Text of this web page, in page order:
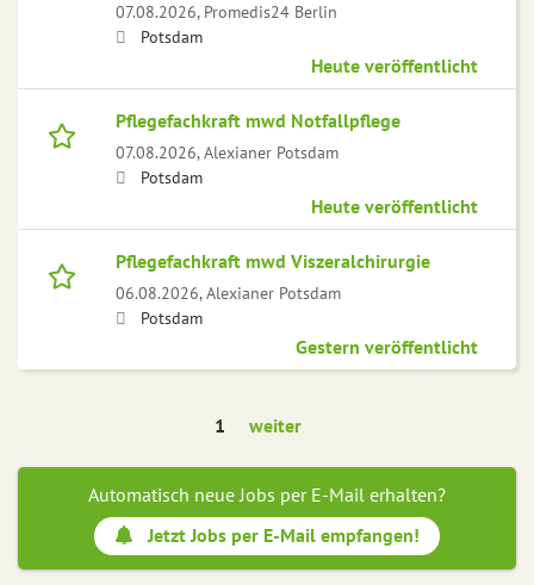
07.08.2026, Promedis24 Berlin
Potsdam
Heute veröffentlicht
Pflegefachkraft mwd Notfallpflege
07.08.2026,Alexianer Potsdam
Potsdam
Heute veröffentlicht
Pflegefachkraft mwd Viszeralchirurgie
06.08.2026,Alexianer Potsdam
Potsdam
Gestern veröffentlicht
1 weiter
Automatisch neue Jobs per E-Mail erhalten?
Jetzt Jobs per E-Mail empfangen!